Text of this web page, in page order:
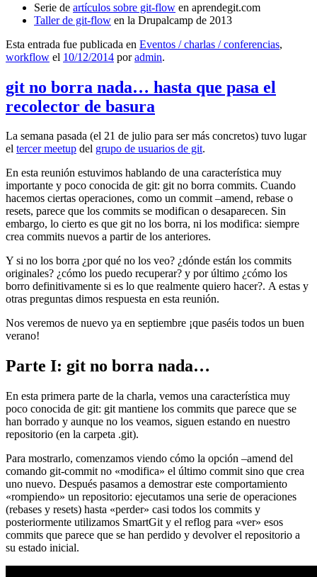
Serie de artículos sobre git-flow en aprendegit.com
Taller de git-flow en la Drupalcamp de 2013
Esta entrada fue publicada en Eventos / charlas / conferencias,
workflow el 10/12/2014 poradmin.
git no borra nada… hasta que pasa el
recolector de basura
La semana pasada (el 21 de julio para ser más concretos) tuvo lugar
el tercer meetup del grupo de usuarios de git.
En esta reunión estuvimos hablando de una característica muy
importante y poco conocida de git: git no borra commits. Cuando
hacemos ciertas operaciones, como un commit –amend, rebase o
resets, parece que los commits se modifican o desaparecen. Sin
embargo, lo cierto es que git no los borra, ni los modifica: siempre
crea commits nuevos a partir de los anteriores.
Y si no los borra ¿por qué no los veo? ¿dónde están los commits
originales? ¿cómo los puedo recuperar? y por último ¿cómo los
borro definitivamente si es lo que realmente quiero hacer?. A estas y
otras preguntas dimos respuesta en esta reunión.
Nos veremos de nuevo ya en septiembre ¡que paséis todos un buen
verano!
Parte I: git no borra nada…
En esta primera parte de la charla, vemos una característica muy
poco conocida de git: git mantiene los commits que parece que se
han borrado y aunque no los veamos, siguen estando en nuestro
repositorio (en la carpeta .git).
Para mostrarlo, comenzamos viendo cómo la opción –amend del
comando git-commit no «modifica» el último commit sino que crea
uno nuevo. Después pasamos a demostrar este comportamiento
«rompiendo» un repositorio: ejecutamos una serie de operaciones
(rebases y resets) hasta «perder» casi todos los commits y
posteriormente utilizamos SmartGit y el reflog para «ver» esos
commits que parece que se han perdido y devolver el repositorio a
su estado inicial.